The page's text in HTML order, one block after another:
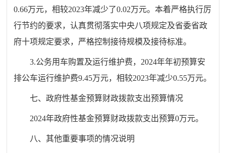
0.66万元，相较2023年减少了0.02万元。本着严格执行厉
行节约的要求，认真贯彻落实中央八项规定及省委省政
府十项规定要求，严格控制接待规模及接待标准。
3.公务用车购置及运行维护费，2024年年初预算安
排公车运行维护费9.45万元，相较2023年减少0.55万元。
七、政府性基金预算财政拨款支出预算情况
2024年政府性基金预算财政拨款支出预算0万元。
八、其他重要事项的情况说明